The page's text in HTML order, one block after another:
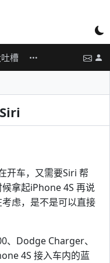
槽
开车，又需要Siri 帮
拿起iPhone 4S 再说
虑，是不是可以直接
、Dodge Charger、
4S 接入车内的蓝